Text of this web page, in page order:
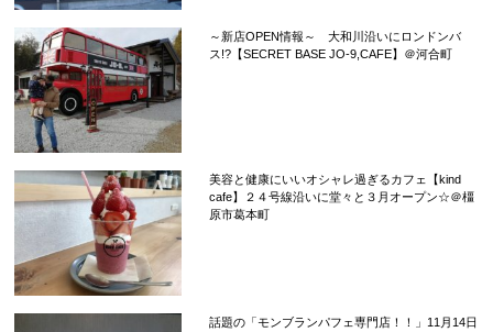
～新店OPEN情報～ 大和川沿いにロンドンバ
ス!?【SECRET BASE JO-9,CAFE】＠河合町
美容と健康にいいオシャレ過ぎるカフェ【kind
cafe】２４号線沿いに堂々と３月オープン☆＠橿
原市葛本町
話題の「モンブランパフェ専門店！！」11月14日